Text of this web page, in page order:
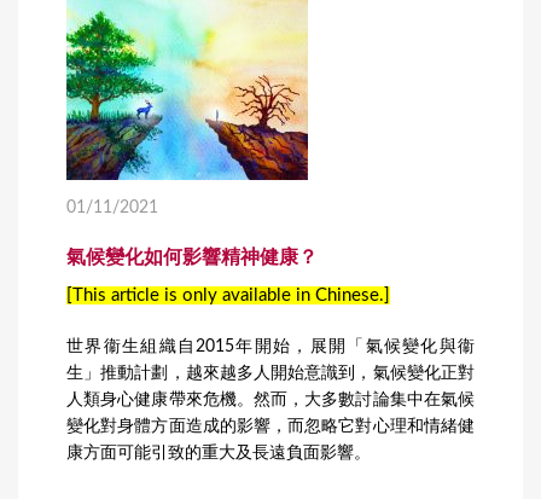
01/11/2021
氣候變化如何影響精神健康？
[This article is only available in Chinese.]
世界衞生組織自2015年開始，展開「氣候變化與衞
生」推動計劃，越來越多人開始意識到，氣候變化正對
人類身心健康帶來危機。然而，大多數討論集中在氣候
變化對身體方面造成的影響，而忽略它對心理和情緒健
康方面可能引致的重大及長遠負面影響。